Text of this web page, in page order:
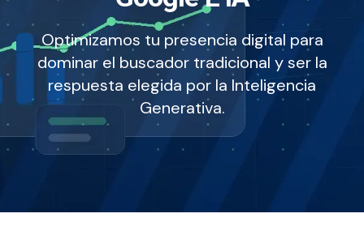
Optimizamos tu presencia digital para
dominar el buscador tradicional y ser la
respuesta elegida por la Inteligencia
Generativa.